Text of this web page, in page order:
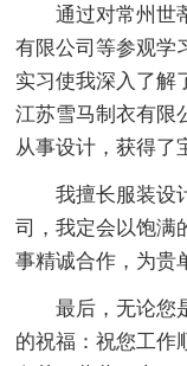
通过对常州世蒂
有限公司等参观学
实习使我深入了解
江苏雪马制衣有限
从事设计，获得了
我擅长服装设计
司，我定会以饱满
事精诚合作，为贵
最后，无论您是
的祝福：祝您工作